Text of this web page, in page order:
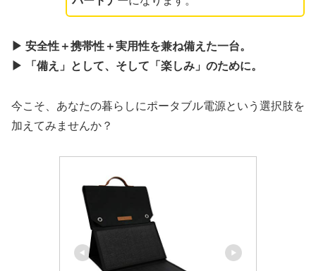
▶ 安全性＋携帯性＋実用性を兼ね備えた一台。
▶ 「備え」として、そして「楽しみ」のために。
今こそ、あなたの暮らしにポータブル電源という選択肢を
加えてみませんか？